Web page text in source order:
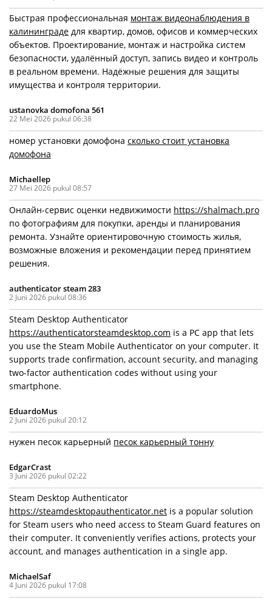
Быстрая профессиональная монтаж видеонаблюдения в
калининграде для квартир, домов, офисов и коммерческих
объектов. Проектирование, монтаж и настройка систем
безопасности, удалённый доступ, запись видео и контроль
в реальном времени. Надёжные решения для защиты
имущества и контроля территории.
ustanovka domofona 561
22 Mei 2026 pukul 06:38
номер установки домофона сколько стоит установка
домофона
Michaellep
27 Mei 2026 pukul 08:57
Онлайн-сервис оценки недвижимости https://shalmach.pro
по фотографиям для покупки, аренды и планирования
ремонта. Узнайте ориентировочную стоимость жилья,
возможные вложения и рекомендации перед принятием
решения.
authenticator steam 283
2 Juni 2026 pukul 08:36
Steam Desktop Authenticator
https://authenticatorsteamdesktop.com is a PC app that lets
you use the Steam Mobile Authenticator on your computer. It
supports trade confirmation, account security, and managing
two-factor authentication codes without using your
smartphone.
EduardoMus
2 Juni 2026 pukul 20:12
нужен песок карьерный песок карьерный тонну
EdgarCrast
3 Juni 2026 pukul 02:22
Steam Desktop Authenticator
https://steamdesktopauthenticator.net is a popular solution
for Steam users who need access to Steam Guard features on
their computer. It conveniently verifies actions, protects your
account, and manages authentication in a single app.
MichaelSaf
4 Juni 2026 pukul 17:08